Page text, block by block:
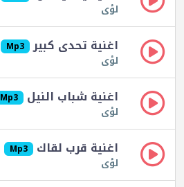
لؤى
اغنية تحدى كبير Mp3
لؤى
اغنية شباب النيل Mp3
لؤى
اغنية قرب لقاك Mp3
لؤى